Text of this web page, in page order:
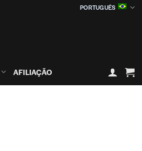
PORTUGUÊS
AFILIAÇÃO